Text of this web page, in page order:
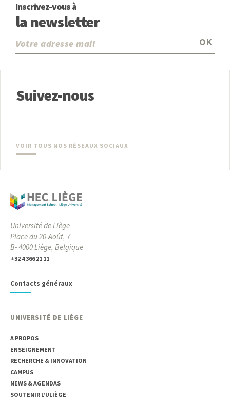
Inscrivez-vous à
la newsletter
OK
Suivez-nous
VOIR TOUS NOS RÉSEAUX SOCIAUX
Université de Liège
Place du 20-Août, 7
B- 4000 Liège, Belgique
+32 4 366 21 11
Contacts généraux
UNIVERSITÉ DE LIÈGE
A PROPOS
ENSEIGNEMENT
RECHERCHE & INNOVATION
CAMPUS
NEWS & AGENDAS
SOUTENIR L'ULIÈGE